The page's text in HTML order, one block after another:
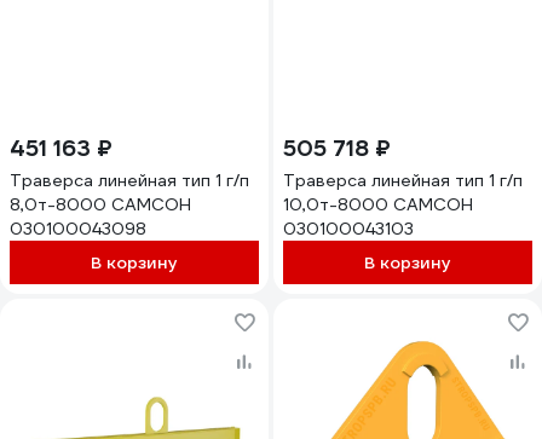
451 163 ₽
Траверса линейная тип 1 г/п
8,0т-8000 САМСОН
030100043098
В корзину
505 718 ₽
Траверса линейная тип 1 г/п
10,0т-8000 САМСОН
030100043103
В корзину